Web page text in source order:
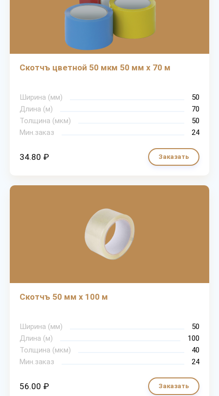
Скотчъ цветной 50 мкм 50 мм х 70 м
Ширина (мм)
50
Длина (м)
70
Толщина (мкм)
50
Мин.заказ
24
34.80 ₽ Заказать
Скотчъ 50 мм х 100 м
Ширина (мм)
50
Длина (м)
100
Толщина (мкм)
40
Мин.заказ
24
56.00 ₽ Заказать